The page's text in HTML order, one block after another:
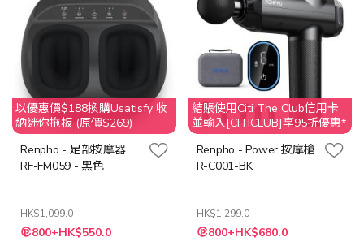
以優惠價$188換購Usatisfy 收
納迷你拖板 (原價$269)
Renpho - 足部按摩器
RF-FM059 - 黑色
HK$1,099.0
特
殊 800+HK$550.0
結賬使用Citi The Club信用卡
並輸入[CITICLUB]享95折優惠*
Renpho - Power 按摩槍
R-C001-BK
HK$1,299.0
特
殊 800+HK$680.0